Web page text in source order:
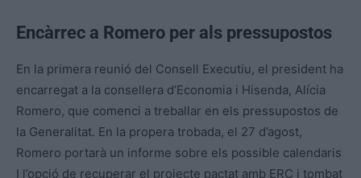
Encàrrec a Romero per als pressupostos
En la primera reunió del Consell Executiu, el president ha
encarregat a la consellera d’Economia i Hisenda, Alícia
Romero, que comenci a treballar en els pressupostos de
la Generalitat. En la propera trobada, el 27 d’agost,
Romero portarà un informe sobre els possible calendaris
I l’opció de recuperar el projecte pactat amb ERC i tombat